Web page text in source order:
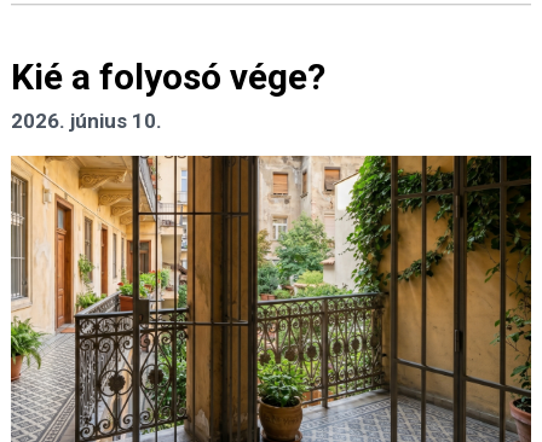
Kié a folyosó vége?
2026. június 10.